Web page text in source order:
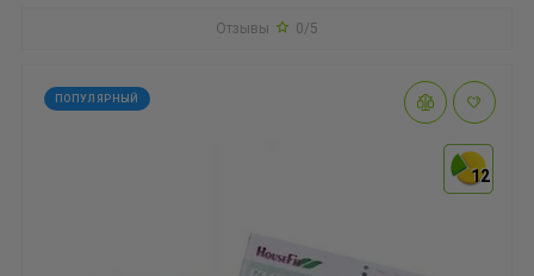
Отзывы 0/5
12
12
ПОПУЛЯРНЫЙ